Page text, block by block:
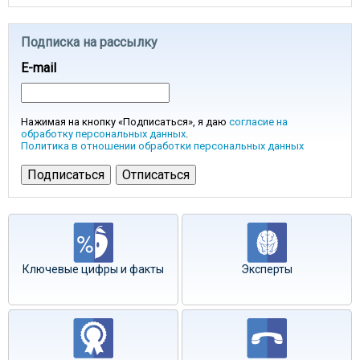
Подписка на рассылку
E-mail
Нажимая на кнопку «Подписаться», я даю согласие на
обработку персональных данных.
Политика в отношении обработки персональных данных
Ключевые цифры и факты Эксперты